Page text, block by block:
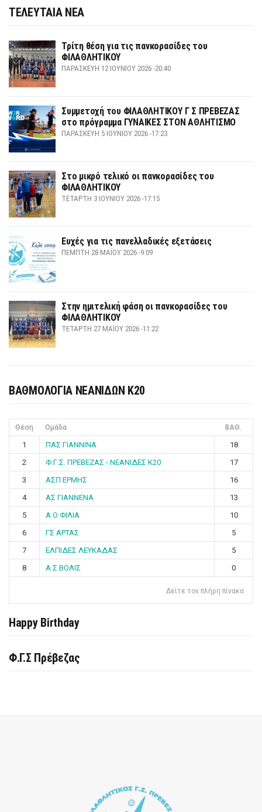
ΤΕΛΕΥΤΑΙΑ ΝΕΑ
Τρίτη θέση για τις πανκορασίδες του
ΦΙΛΑΘΛΗΤΙΚΟΥ
ΠΑΡΑΣΚΕΥΉ 12 ΙΟΥΝΊΟΥ 2026 -20:40
Συμμετοχή του ΦΙΛΑΘΛΗΤΙΚΟΥ Γ Σ ΠΡΕΒΕΖΑΣ
στο πρόγραμμα ΓΥΝΑΙΚΕΣ ΣΤΟΝ ΑΘΛΗΤΙΣΜΟ
ΠΑΡΑΣΚΕΥΉ 5 ΙΟΥΝΊΟΥ 2026 -17:23
Στο μικρό τελικό οι πανκορασίδες του
ΦΙΛΑΘΛΗΤΙΚΟΥ
ΤΕΤΆΡΤΗ 3 ΙΟΥΝΊΟΥ 2026 -17:15
Ευχές για τις πανελλαδικές εξετάσεις
ΠΈΜΠΤΗ 28 ΜΑΪ́ΟΥ 2026 -9:09
Στην ημιτελική φάση οι πανκορασίδες του
ΦΙΛΑΘΛΗΤΙΚΟΥ
ΤΕΤΆΡΤΗ 27 ΜΑΪ́ΟΥ 2026 -11:22
ΒΑΘΜΟΛΟΓΙΑ ΝΕΑΝΙΔΩΝ Κ20
Θέση Ομάδα ΒΑΘ.
1 ΠΑΣ ΓΙΑΝΝΙΝΑ
18
2
Φ.Γ.Σ. ΠΡΕΒΕΖΑΣ - ΝΕΑΝΙΔΕΣ Κ20
17
3
ΑΣΠ ΕΡΜΗΣ
16
4
ΑΣ ΓΙΑΝΝΕΝΑ
13
5
Α.Ο ΦΙΛΙΑ
10
6
ΓΣ ΑΡΤΑΣ
5
7
ΕΛΠΙΔΕΣ ΛΕΥΚΑΔΑΣ
5
8
Α.Σ ΒΟΛΙΣ 0
Δείτε τον πλήρη πίνακα
Happy Birthday
Φ.Γ.Σ Πρέβεζας